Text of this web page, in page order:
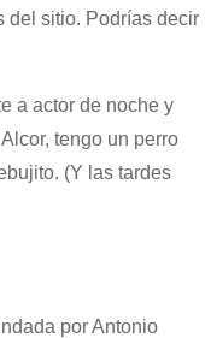
del sitio. Podrías decir
a actor de noche y
tengo un perro
(Y las tardes
por Antonio